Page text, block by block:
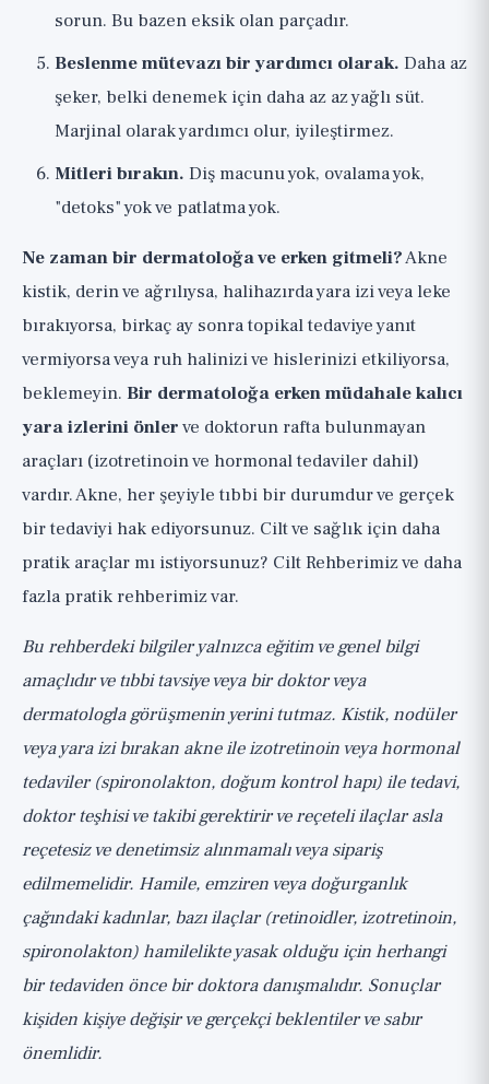
sorun. Bu bazen eksik olan parçadır.
Beslenme mütevazı bir yardımcı olarak. Daha az
şeker, belki denemek için daha az az yağlı süt.
Marjinal olarak yardımcı olur, iyileştirmez.
Mitleri bırakın. Diş macunu yok, ovalama yok,
"detoks" yok ve patlatma yok.
Ne zaman bir dermatoloğa ve erken gitmeli?Akne
kistik, derin ve ağrılıysa, halihazırda yara izi veya leke
bırakıyorsa, birkaç ay sonra topikal tedaviye yanıt
vermiyorsa veya ruh halinizi ve hislerinizi etkiliyorsa,
beklemeyin. Bir dermatoloğa erken müdahale kalıcı
yara izlerini önlerve doktorun rafta bulunmayan
araçları (izotretinoin ve hormonal tedaviler dahil)
vardır. Akne, her şeyiyle tıbbi bir durumdur ve gerçek
bir tedaviyi hak ediyorsunuz. Cilt ve sağlık için daha
pratik araçlar mı istiyorsunuz? Cilt Rehberimizve daha
fazla pratik rehberimizvar.
Bu rehberdeki bilgiler yalnızca eğitim ve genel bilgi
amaçlıdır ve tıbbi tavsiye veya bir doktor veya
dermatologla görüşmenin yerini tutmaz. Kistik, nodüler
veya yara izi bırakan akne ile izotretinoin veya hormonal
tedaviler (spironolakton, doğum kontrol hapı) ile tedavi,
doktor teşhisi ve takibi gerektirir ve reçeteli ilaçlar asla
reçetesiz ve denetimsiz alınmamalı veya sipariş
edilmemelidir. Hamile, emziren veya doğurganlık
çağındaki kadınlar, bazı ilaçlar (retinoidler, izotretinoin,
spironolakton) hamilelikte yasak olduğu için herhangi
bir tedaviden önce bir doktora danışmalıdır. Sonuçlar
kişiden kişiye değişir ve gerçekçi beklentiler ve sabır
önemlidir.